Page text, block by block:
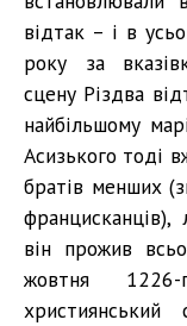
відтак – і в
року за
сцену Різдва
найбільшому
Асизького тоді
братів менших
він прожив
жовтня